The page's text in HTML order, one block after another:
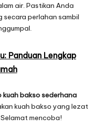
air. Pastikan Anda
secara perlahan sambil
Panduan Lengkap
kuah bakso sederhana
kuah bakso yang lezat
mencoba!